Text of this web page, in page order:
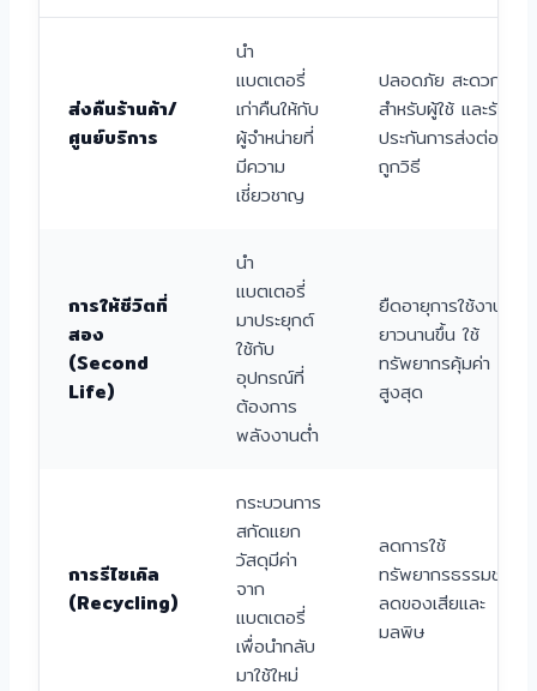
ส่งคืนร้านค้า/
ศูนย์บริการ
นำ
แบตเตอรี่
เก่าคืนให้กับ
ผู้จำหน่ายที่
มีความ
เชี่ยวชาญ
ปลอดภัย สะดวก
สำหรับผู้ใช้ และรับ
ประกันการส่งต่อที่
ถูกวิธี
การให้ชีวิตที่
สอง
(Second
Life)
นำ
แบตเตอรี่
มาประยุกต์
ใช้กับ
อุปกรณ์ที่
ต้องการ
พลังงานต่ำ
ยืดอายุการใช้งานให้
ยาวนานขึ้น ใช้
ทรัพยากรคุ้มค่า
สูงสุด
การรีไซเคิล
(Recycling)
กระบวนการ
สกัดแยก
วัสดุมีค่า
จาก
แบตเตอรี่
เพื่อนำกลับ
มาใช้ใหม่
ลดการใช้
ทรัพยากรธรรมชาติ
ลดของเสียและ
มลพิษ